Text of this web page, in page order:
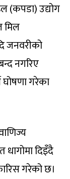
(कपडा) उद्योग
मिल
जनवरीको
नगरिए
गरेका
धागोमा दिइँदै
गरेको छ।